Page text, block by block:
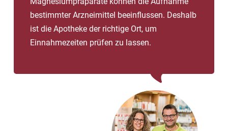
bestimmter Arzneimittel beeinflussen. Deshalb
ist die Apotheke der richtige Ort, um
Einnahmezeiten prüfen zu lassen.